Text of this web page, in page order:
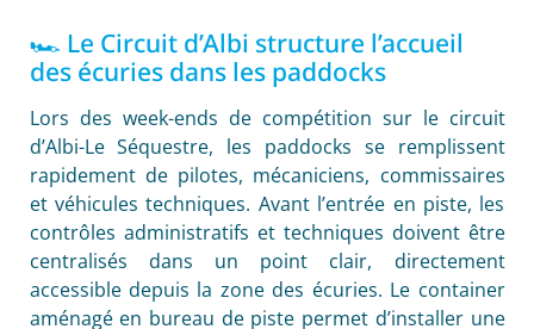
🏎️ Le Circuit d’Albi structure l’accueil
des écuries dans les paddocks
Lors des week-ends de compétition sur le circuit
d’Albi-Le Séquestre, les paddocks se remplissent
rapidement de pilotes, mécaniciens, commissaires
et véhicules techniques. Avant l’entrée en piste, les
contrôles administratifs et techniques doivent être
centralisés dans un point clair, directement
accessible depuis la zone des écuries. Le container
aménagé en bureau de piste permet d’installer une